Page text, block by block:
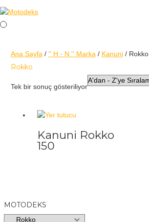
MOTODEKS
Ana Sayfa / '' H - N '' Marka / Kanuni/ Rokko
Rokko
Tek bir sonuç gösteriliyor
Kanuni Rokko
150